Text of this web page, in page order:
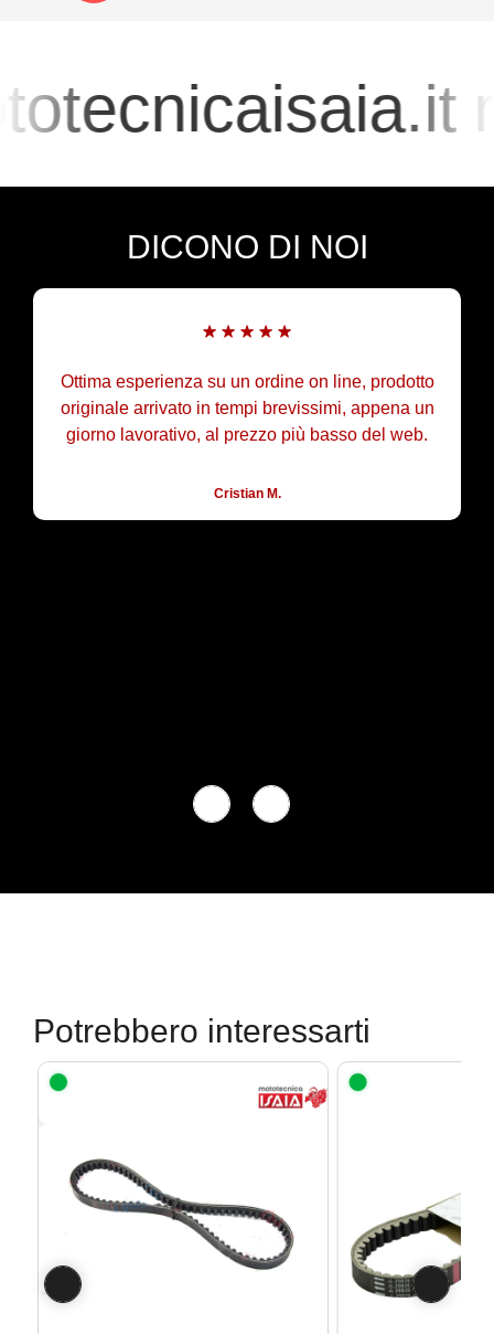
DICONO DI NOI
Ottima esperienza su un ordine on line, prodotto
originale arrivato in tempi brevissimi, appena un
giorno lavorativo, al prezzo più basso del web.
Cristian M.
Potrebbero interessarti